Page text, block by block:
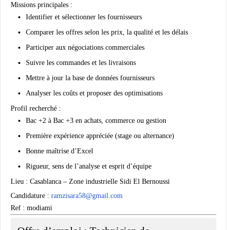
Missions principales :
Identifier et sélectionner les fournisseurs
Comparer les offres selon les prix, la qualité et les délais
Participer aux négociations commerciales
Suivre les commandes et les livraisons
Mettre à jour la base de données fournisseurs
Analyser les coûts et proposer des optimisations
Profil recherché :
Bac +2 à Bac +3 en achats, commerce ou gestion
Première expérience appréciée (stage ou alternance)
Bonne maîtrise d’Excel
Rigueur, sens de l’analyse et esprit d’équipe
Lieu : Casablanca – Zone industrielle Sidi El Bernoussi
Candidature : ramzisara58@gmail.com
Ref : modiami